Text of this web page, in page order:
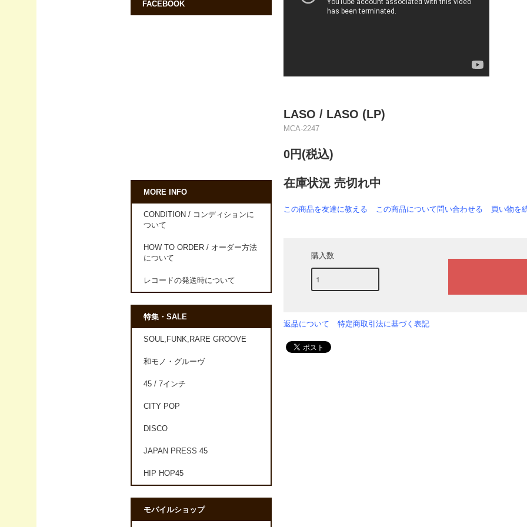
LASO / LASO (LP)
MCA-2247
0円(税込)
在庫状況 売切れ中
この商品を友達に教える この商品について問い合わせる 買い物を
購入数
返品について 特定商取引法に基づく表記
FACEBOOK
MORE INFO
CONDITION / コンディションに
ついて
HOW TO ORDER / オーダー方法
について
レコードの発送時について
特集・SALE
SOUL,FUNK,RARE GROOVE
和モノ・グルーヴ
45 / 7インチ
CITY POP
DISCO
JAPAN PRESS 45
HIP HOP45
モバイルショップ